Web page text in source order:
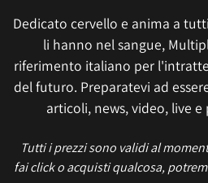
Dedicato cervello e anima a
li hanno nel sangue,
riferimento italiano per
del futuro. Preparatevi ad
articoli, news, video, live
Tutti i prezzi sono validi al
fai click o acquisti qualcosa,